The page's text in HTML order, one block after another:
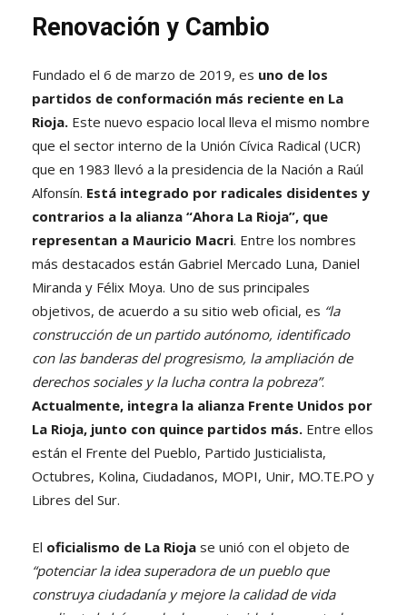
Renovación y Cambio
Fundado el 6 de marzo de 2019, es uno de los
partidos de conformación más reciente en La
Rioja. Este nuevo espacio local lleva el mismo nombre
que el sector interno de la Unión Cívica Radical (UCR)
que en 1983 llevó a la presidencia de la Nación a Raúl
Alfonsín. Está integrado por radicales disidentes y
contrarios a la alianza “Ahora La Rioja”, que
representan a Mauricio Macri. Entre los nombres
más destacados están Gabriel Mercado Luna, Daniel
Miranda y Félix Moya. Uno de sus principales
objetivos, de acuerdo a su sitio web oficial, es “la
construcción de un partido autónomo, identificado
con las banderas del progresismo, la ampliación de
derechos sociales y la lucha contra la pobreza”.
Actualmente, integra la alianza Frente Unidos por
La Rioja, junto con quince partidos más. Entre ellos
están el Frente del Pueblo, Partido Justicialista,
Octubres, Kolina, Ciudadanos, MOPI, Unir, MO.TE.PO y
Libres del Sur.
El oficialismo de La Rioja se unió con el objeto de
“potenciar la idea superadora de un pueblo que
construya ciudadanía y mejore la calidad de vida